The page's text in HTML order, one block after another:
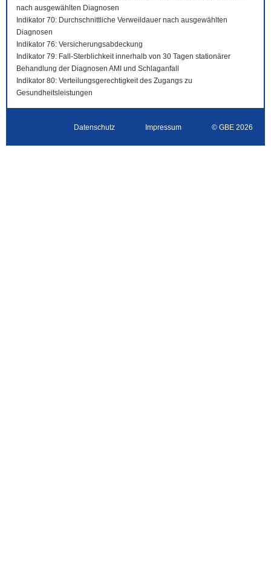
nach ausgewählten Diagnosen
Indikator 70: Durchschnittliche Verweildauer nach ausgewählten
Diagnosen
Indikator 76: Versicherungsabdeckung
Indikator 79: Fall-Sterblichkeit innerhalb von 30 Tagen stationärer
Behandlung der Diagnosen AMI und Schlaganfall
Indikator 80: Verteilungsgerechtigkeit des Zugangs zu
Gesundheitsleistungen
Datenschutz Impressum © GBE 2026